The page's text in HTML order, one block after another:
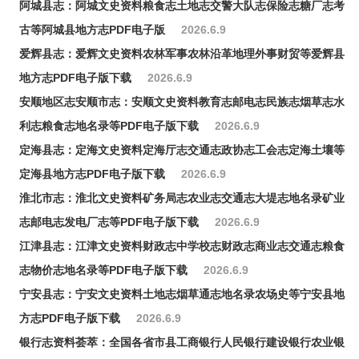
阿城县志：阿城文史资料粮食志土地志交警大队志保险志糖厂志考
古等阿城县地方志PDF电子版
2026.6.9
爱辉县志：爱辉文史资料农林军事农林沿革地理外事财贸等爱辉县
地方志PDF电子版下载
2026.6.9
安顺地区志安顺市志：安顺文史资料教育志邮电志民族志烟草志水
利志粮食志地名录等PDF电子版下载
2026.6.9
定海县志：定海文史资料定海厅志交通志政协志工会志定海土壤等
定海县地方志PDF电子版下载
2026.6.9
淮北市志：淮北文史资料矿务局志农业志交通志大堤志地名录矿业
志邮电志发电厂志等PDF电子版下载
2026.6.9
江津县志：江津文史资料财政志中学校志财政志商业志交通志粮食
志物价志地名录等PDF电子版下载
2026.6.9
宁安县志：宁安文史资料土地志烟草通志地名录农场史等宁安县地
方志PDF电子版下载
2026.6.9
银行志资料荟萃：全国各省市县工商银行人民银行建设银行农业银